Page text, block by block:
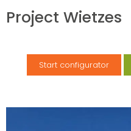
Project Wietzes
Start configurator